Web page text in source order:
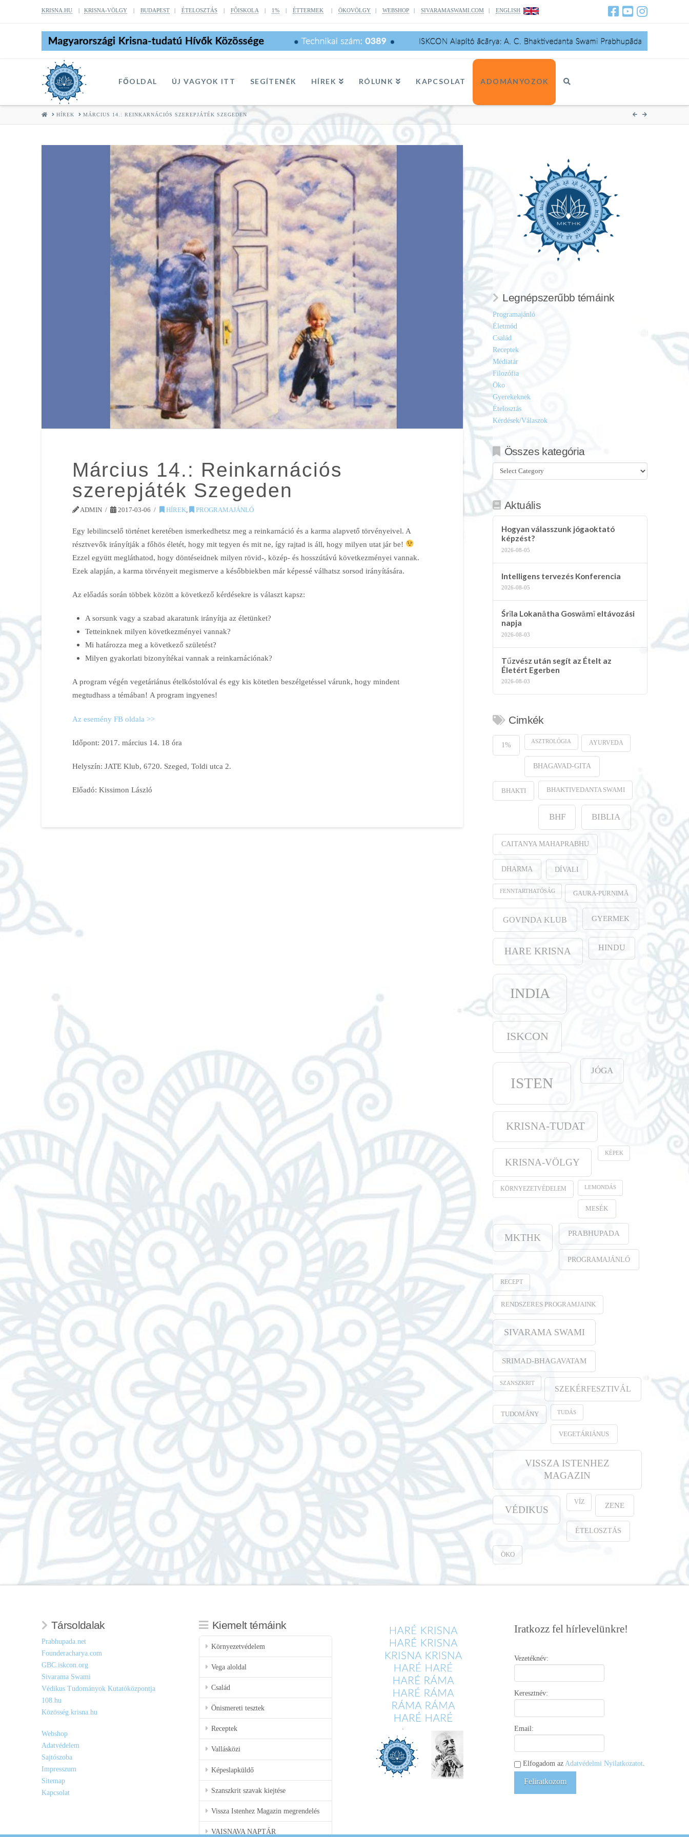
KRISNA.HU| KRISNA-VÖLGY| BUDAPEST| ÉTELOSZTÁS| FÔISKOLA| 1%| ÉTTERMEK | ÖKOVÖLGY| WEBSHOP| SIVARAMASWAMI.COM| ENGLISH
FŐOLDAL ÚJ VAGYOK ITT SEGÍTENÉK HÍREK RÓLUNK KAPCSOLAT ADOMÁNYOZOK
HOMEHÍREK MÁRCIUS 14.: REINKARNÁCIÓS SZEREPJÁTÉK SZEGEDEN
Március 14.: Reinkarnációs
szerepjáték Szegeden
ADMIN 2017-03-06 HÍREK, PROGRAMAJÁNLÓ
Egy lebilincselő történet keretében ismerkedhetsz meg a reinkarnáció és a karma alapvető törvényeivel. A
résztvevők irányítják a főhös életét, hogy mit tegyen és mit ne, így rajtad is áll, hogy milyen utat jár be!
Ezzel együtt megláthatod, hogy döntéseidnek milyen rövid-, közép- és hosszútávú következményei vannak.
Ezek alapján, a karma törvényeit megismerve a későbbiekben már képessé válhatsz sorsod irányítására.
Az előadás során többek között a következő kérdésekre is választ kapsz:
A sorsunk vagy a szabad akaratunk irányítja az életünket?
Tetteinknek milyen következményei vannak?
Mi határozza meg a következő születést?
Milyen gyakorlati bizonyítékai vannak a reinkarnációnak?
A program végén vegetáriánus ételkóstolóval és egy kis kötetlen beszélgetéssel várunk, hogy mindent
megtudhass a témában! A program ingyenes!
Az esemény FB oldala >>
Időpont: 2017. március 14. 18 óra
Helyszín: JATE Klub, 6720. Szeged, Toldi utca 2.
Előadó: Kissimon László
Legnépszerűbb témáink
Programajánló
Életmód
Család
Receptek
Médiatár
Filozófia
Öko
Gyerekeknek
Ételosztás
Kérdések/Válaszok
Összes kategória
Összes
kategória
Aktuális
Hogyan válasszunk jógaoktató
képzést?
2026-08-05
Intelligens tervezés Konferencia
2026-08-05
Śrīla Lokanātha Goswāmī eltávozási
napja
2026-08-03
Tűzvész után segít az Ételt az
Életért Egerben
2026-08-03
Cimkék
1% ASZTROLÓGIA AYURVEDA
BHAGAVAD-GITA
BHAKTI BHAKTIVEDANTA SWAMI
BHF BIBLIA
CAITANYA MAHAPRABHU
DHARMA DÍVALI
FENNTARTHATÓSÁG GAURA-PURṆIMĀ
GOVINDA KLUB GYERMEK
HARE KRISNA HINDU
INDIA
ISKCON
ISTEN
JÓGA
KRISNA-TUDAT
KRISNA-VÖLGY
KÉPEK
KÖRNYEZETVÉDELEM LEMONDÁS
MESÉK
MKTHK PRABHUPADA
PROGRAMAJÁNLÓ
RECEPT
RENDSZERES PROGRAMJAINK
SIVARAMA SWAMI
SRIMAD-BHAGAVATAM
SZANSZKRIT
SZEKÉRFESZTIVÁL
TUDOMÁNY TUDÁS
VEGETÁRIÁNUS
VISSZA ISTENHEZ
MAGAZIN
VÉDIKUS
VÍZ ZENE
ÉTELOSZTÁS
ÖKO
Társoldalak
Prabhupada.net
Founderacharya.com
GBC.iskcon.org
Sivarama Swami
Védikus Tudományok Kutatóközpontja
108.hu
Közösség.krisna.hu
Webshop
Adatvédelem
Sajtószoba
Impresszum
Sitemap
Kapcsolat
Kiemelt témáink
Környezetvédelem
Vega aloldal
Család
Önismereti tesztek
Receptek
Vallásközi
Képeslapküldő
Szanszkrit szavak kiejtése
Vissza Istenhez Magazin megrendelés
VAISNAVA NAPTÁR
Iratkozz fel hírlevelünkre!
Vezetéknév:
Keresztnév:
Email:
Elfogadom azAdatvédelmi Nyilatkozatot.
Feliratkozom